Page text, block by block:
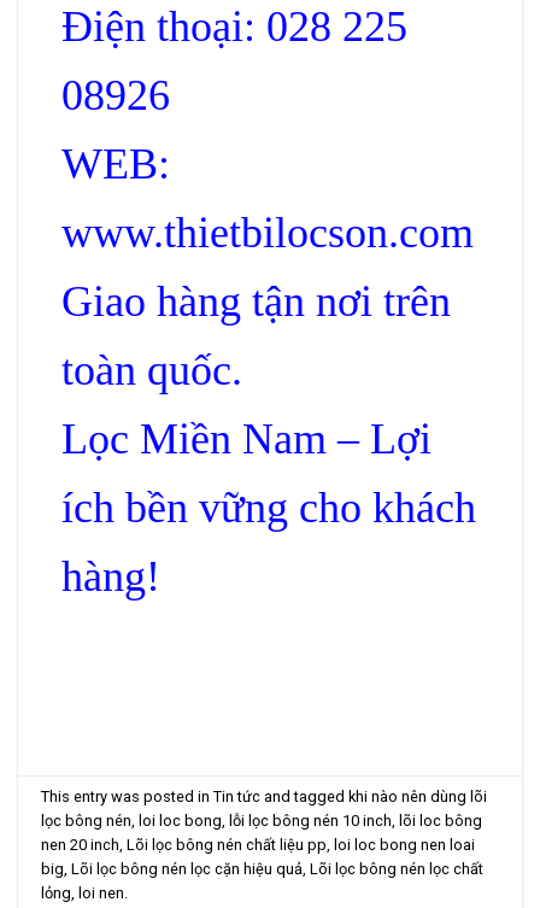
Điện thoại: 028 225
08926
WEB:
www.thietbilocson.com
Giao hàng tận nơi trên
toàn quốc.
Lọc Miền Nam – Lợi
ích bền vững cho khách
hàng!
This entry was posted inTin tức and taggedkhi nào nên dùng lõi
lọc bông nén ,loi loc bong ,lỗi lọc bông nén 10 inch ,lõi loc bông
nen 20 inch ,Lõi lọc bông nén chất liệu pp ,loi loc bong nen loai
big ,Lõi lọc bông nén lọc cặn hiệu quả ,Lõi lọc bông nén lọc chất
lỏng ,loi nen